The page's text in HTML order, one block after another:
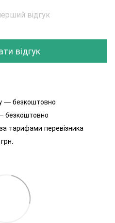
відгук
відгук
— безкоштовно
безкоштовно
тарифами перевізника